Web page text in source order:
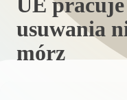
usuwania
mórz